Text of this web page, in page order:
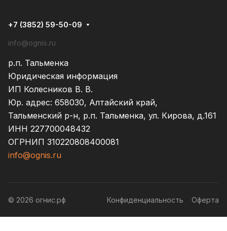
+7 (3852) 59-50-09
info@ognis.ru
р.п. Тальменка
Юридическая информация
ИП Колесников В. В.
Юр. адрес: 658030, Алтайский край,
Тальменский р-н, р.п. Тальменка, ул. Кирова, д.161
ИНН 227700048432
ОГРНИП 310220808400081
info@ognis.ru
© 2026 огнис.рф Конфиденциальность Оферта